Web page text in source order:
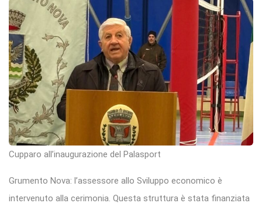
Cupparo all’inaugurazione del Palasport
Grumento Nova: l’assessore allo Sviluppo economico è
intervenuto alla cerimonia. Questa struttura è stata finanziata